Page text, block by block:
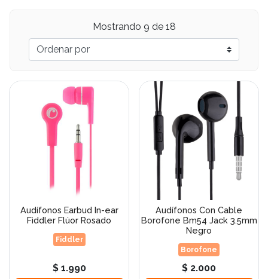
Mostrando 9 de 18
Audífonos Earbud In-ear
Fiddler Flúor Rosado
Fiddler
$ 1.990
Audífonos Con Cable
Borofone Bm54 Jack 3.5mm
Negro
Borofone
$ 2.000